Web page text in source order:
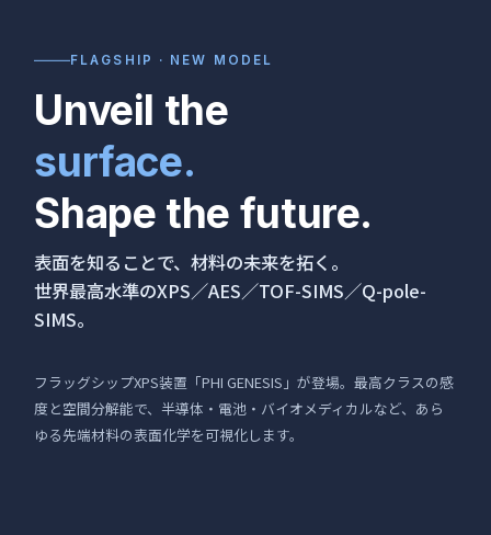
FLAGSHIP · NEW MODEL
Unveil the
surface.
Shape the future.
表面を知ることで、材料の未来を拓く。
世界最高水準のXPS／AES／TOF-SIMS／Q-pole-
SIMS。
フラッグシップXPS装置「PHI GENESIS」が登場。最高クラスの感
度と空間分解能で、半導体・電池・バイオメディカルなど、あら
ゆる先端材料の表面化学を可視化します。